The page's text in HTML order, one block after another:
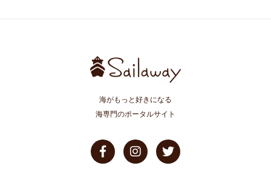
海がもっと好きになる
海専門のポータルサイト